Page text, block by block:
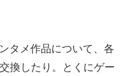
タメ作品について、各
換したり。とくにゲー